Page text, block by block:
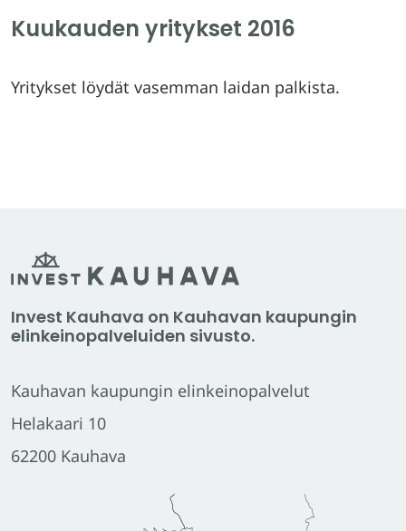
Kuukauden yritykset 2016
Yritykset löydät vasemman laidan palkista.
Invest Kauhava on Kauhavan kaupungin
elinkeinopalveluiden sivusto.
Kauhavan kaupungin elinkeinopalvelut
Helakaari 10
62200 Kauhava